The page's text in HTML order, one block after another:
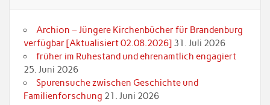
Archion – Jüngere Kirchenbücher für Brandenburg
verfügbar [Aktualisiert 02.08.2026] 31. Juli 2026
früher im Ruhestand und ehrenamtlich engagiert
25. Juni 2026
Spurensuche zwischen Geschichte und
Familienforschung 21. Juni 2026